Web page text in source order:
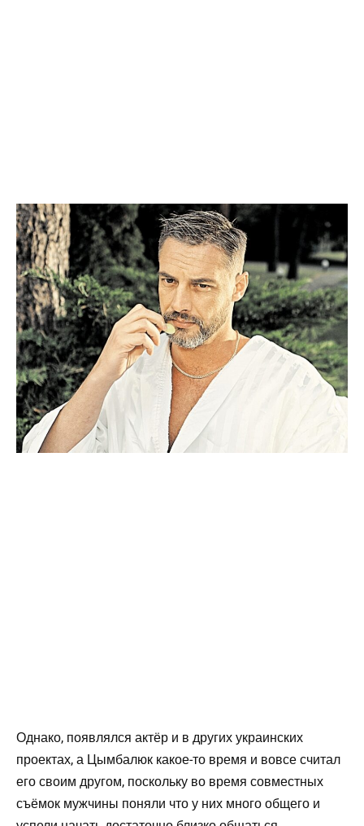
Однако, появлялся актёр и в других украинских
проектах, а Цымбалюк какое-то время и вовсе считал
его своим другом, поскольку во время совместных
съёмок мужчины поняли что у них много общего и